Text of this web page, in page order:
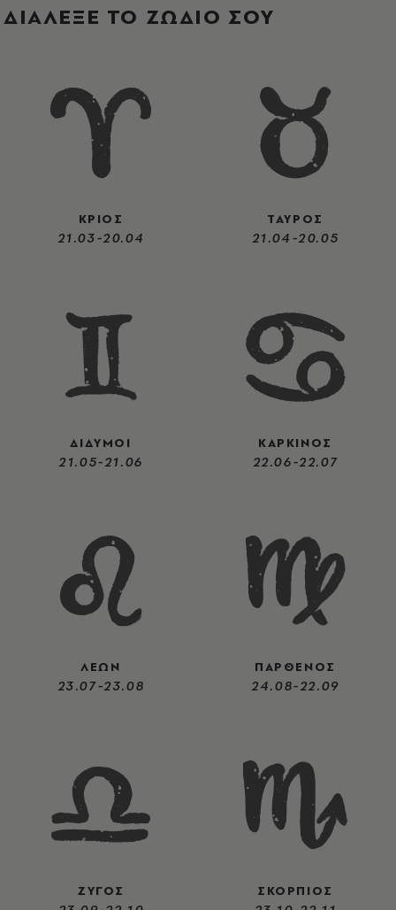
ΔΙΑΛΕΞΕ ΤΟ ΖΩΔΙΟ ΣΟΥ
ΚΡΙΟΣ
21.03-20.04
ΤΑΥΡΟΣ
21.04-20.05
ΔΙΔΥΜΟΙ
21.05-21.06
ΚΑΡΚΙΝΟΣ
22.06-22.07
ΛΕΩΝ
23.07-23.08
ΠΑΡΘΕΝΟΣ
24.08-22.09
ΖΥΓΟΣ ΣΚΟΡΠΙΟΣ